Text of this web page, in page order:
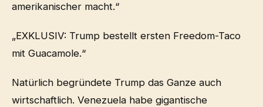
amerikanischer macht.“
„EXKLUSIV: Trump bestellt ersten Freedom-Taco
mit Guacamole.“
Natürlich begründete Trump das Ganze auch
wirtschaftlich. Venezuela habe gigantische